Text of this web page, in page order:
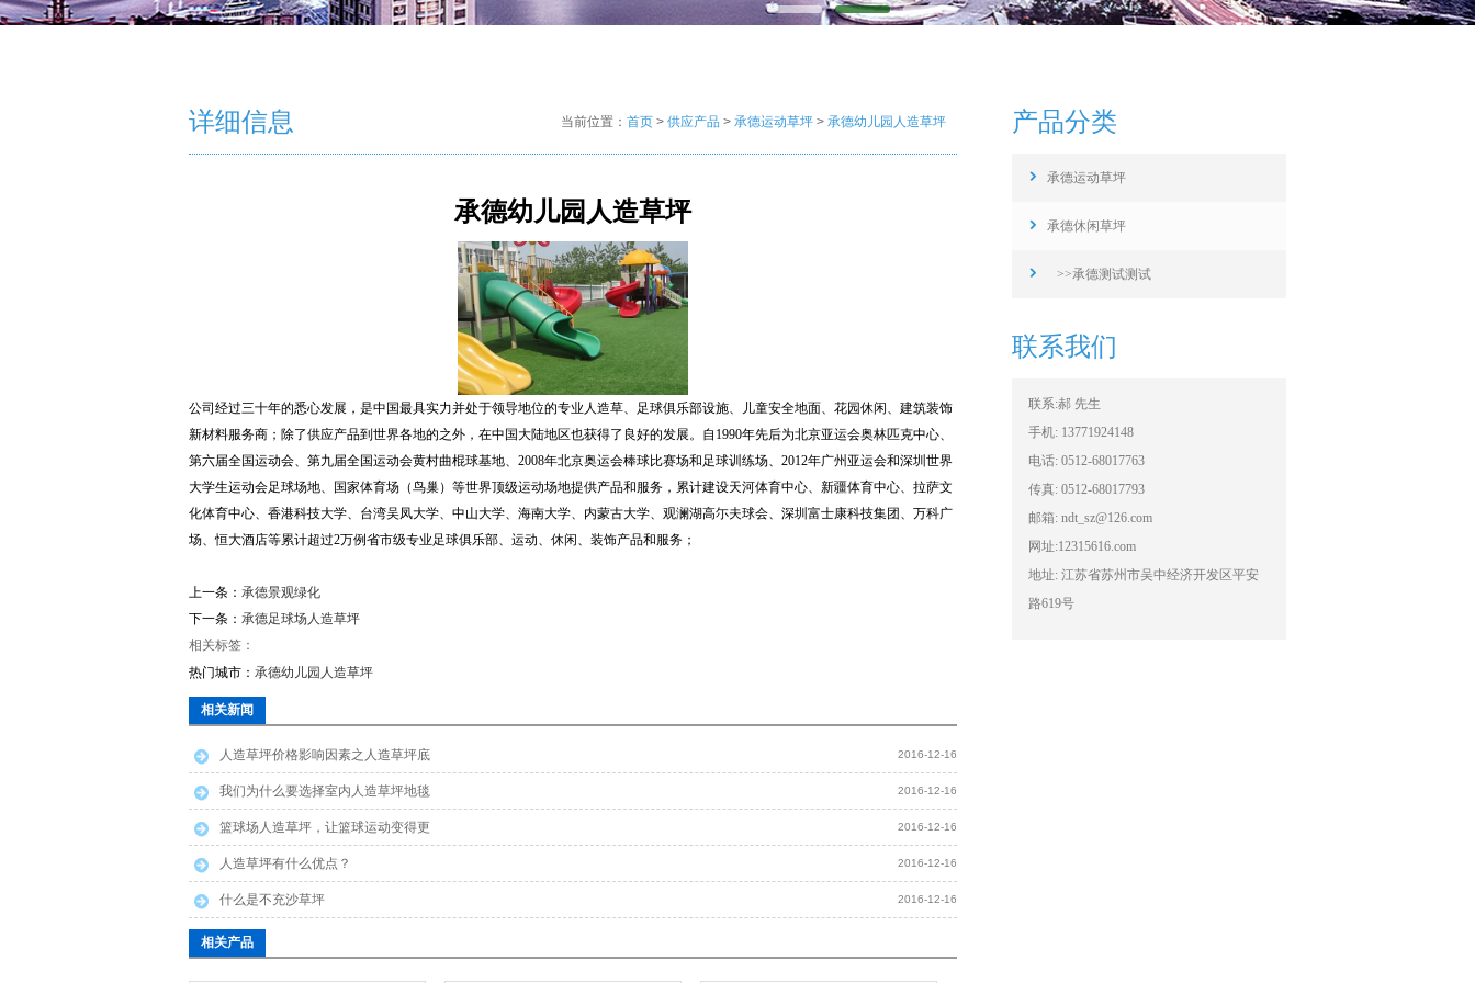
详细信息 当前位置： 首页 > 供应产品 > 承德运动草坪 > 承德幼儿园人造草坪
承德幼儿园人造草坪
公司经过三十年的悉心发展，是中国最具实力并处于领导地位的专业人造草、足球俱乐部设施、儿童安全地面、花园休闲、建筑装饰
新材料服务商；除了供应产品到世界各地的之外，在中国大陆地区也获得了良好的发展。自1990年先后为北京亚运会奥林匹克中心、
第六届全国运动会、第九届全国运动会黄村曲棍球基地、2008年北京奥运会棒球比赛场和足球训练场、2012年广州亚运会和深圳世界
大学生运动会足球场地、国家体育场（鸟巢）等世界顶级运动场地提供产品和服务，累计建设天河体育中心、新疆体育中心、拉萨文
化体育中心、香港科技大学、台湾吴凤大学、中山大学、海南大学、内蒙古大学、观澜湖高尓夫球会、深圳富士康科技集团、万科广
场、恒大酒店等累计超过2万例省市级专业足球俱乐部、运动、休闲、装饰产品和服务；
上一条： 承德景观绿化
下一条： 承德足球场人造草坪
相关标签：
热门城市： 承德幼儿园人造草坪
相关新闻
人造草坪价格影响因素之人造草坪底
布
2016-12-16
我们为什么要选择室内人造草坪地毯 2016-12-16
篮球场人造草坪，让篮球运动变得更
安全
2016-12-16
人造草坪有什么优点？ 2016-12-16
什么是不充沙草坪 2016-12-16
相关产品
产品分类
承德运动草坪
承德休闲草坪
>>承德测试测试
联系我们
联系:郝 先生
手机: 13771924148
电话: 0512-68017763
传真: 0512-68017793
邮箱: ndt_sz@126.com
网址:12315616.com
地址: 江苏省苏州市吴中经济开发区平安
路619号